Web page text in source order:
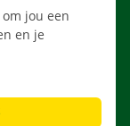
jou een
en je